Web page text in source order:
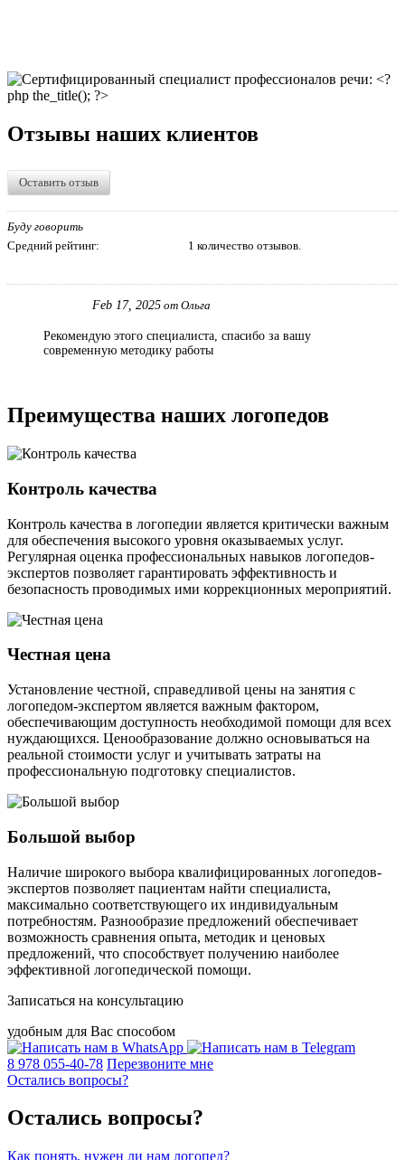
Отзывы наших клиентов
Оставить отзыв
Буду говорить
Средний рейтинг:
1 количество отзывов.
Feb 17, 2025 от Ольга
Рекомендую этого специалиста, спасибо за вашу
современную методику работы
Преимущества наших логопедов
Контроль качества
Контроль качества в логопедии является критически важным
для обеспечения высокого уровня оказываемых услуг.
Регулярная оценка профессиональных навыков логопедов-
экспертов позволяет гарантировать эффективность и
безопасность проводимых ими коррекционных мероприятий.
Честная цена
Установление честной, справедливой цены на занятия с
логопедом-экспертом является важным фактором,
обеспечивающим доступность необходимой помощи для всех
нуждающихся. Ценообразование должно основываться на
реальной стоимости услуг и учитывать затраты на
профессиональную подготовку специалистов.
Большой выбор
Наличие широкого выбора квалифицированных логопедов-
экспертов позволяет пациентам найти специалиста,
максимально соответствующего их индивидуальным
потребностям. Разнообразие предложений обеспечивает
возможность сравнения опыта, методик и ценовых
предложений, что способствует получению наиболее
эффективной логопедической помощи.
Записаться на консультацию
удобным для Вас способом
8 978 055-40-78 Перезвоните мне
Остались вопросы?
Остались вопросы?
Как понять, нужен ли нам логопед?